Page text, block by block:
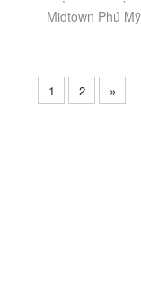
Midtown Phú
1 2 »